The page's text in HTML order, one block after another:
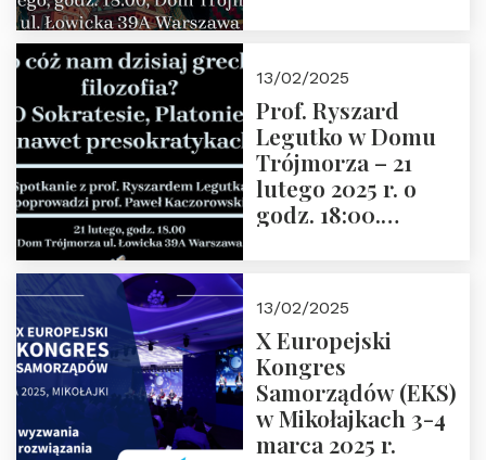
13/02/2025
Prof. Ryszard
Legutko w Domu
Trójmorza – 21
lutego 2025 r. o
godz. 18:00.
Zapraszamy
13/02/2025
X Europejski
Kongres
Samorządów (EKS)
w Mikołajkach 3-4
marca 2025 r.